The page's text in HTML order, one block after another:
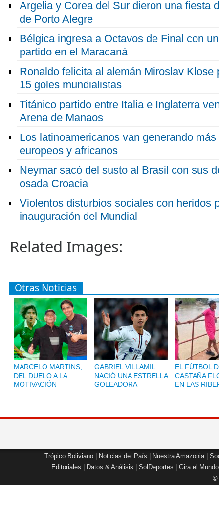
Argelia y Corea del Sur dieron una fiesta
de Porto Alegre
Bélgica ingresa a Octavos de Final con
partido en el Maracaná
Ronaldo felicita al alemán Miroslav Klose
15 goles mundialistas
Titánico partido entre Italia e Inglaterra
Arena de Manaos
Los latinoamericanos van generando
europeos y africanos
Neymar sacó del susto al Brasil con sus
osada Croacia
Violentos disturbios sociales con heridos
inauguración del Mundial
Related Images:
Otras Noticias
MARCELO MARTINS,
DEL DUELO A LA
MOTIVACIÓN
GABRIEL VILLAMIL:
NACIÓ UNA ESTRELLA
GOLEADORA
EL FÚTBOL
CASTAÑA
EN LAS
Trópico Boliviano Noticias del País Nuestra Amazonia|
Editoriales
Datos & Análisis SolDeportes Gira el Mundo
©